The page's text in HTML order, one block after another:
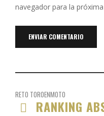
navegador para la
RETO TOROENMOTO
RANKING